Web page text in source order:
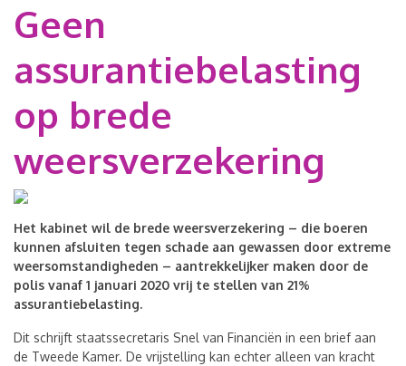
Geen
assurantiebelasting
op brede
weersverzekering
Het kabinet wil de brede weersverzekering – die boeren
kunnen afsluiten tegen schade aan gewassen door extreme
weersomstandigheden – aantrekkelijker maken door de
polis vanaf 1 januari 2020 vrij te stellen van 21%
assurantiebelasting.
Dit schrijft staatssecretaris Snel van Financiën in een brief aan
de Tweede Kamer. De vrijstelling kan echter alleen van kracht